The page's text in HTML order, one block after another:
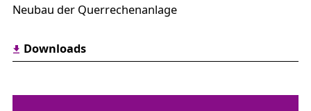
Neubau der Querrechenanlage
Downloads